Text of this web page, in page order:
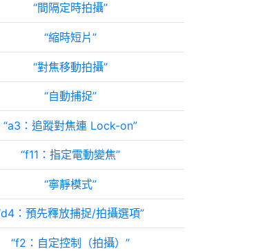
間隔定時拍攝
縮時短片
對焦移動拍攝
自動捕捉
a3：追蹤對焦連 Lock-on
f11： 指定電動變焦
寧靜模式
d4：預先釋放捕捉/拍攝選項
f2：自定控制（拍攝）